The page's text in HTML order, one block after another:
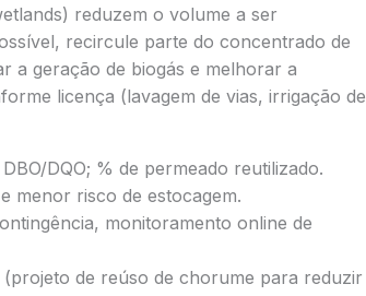
reduzem o volume a ser
recircule parte do concentrado de
a geração de biogás e melhorar a
licença (lavagem de vias, irrigação de
DQO; % de permeado reutilizado.
menor risco de estocagem.
monitoramento online de
(projeto de reúso de chorume para reduzir